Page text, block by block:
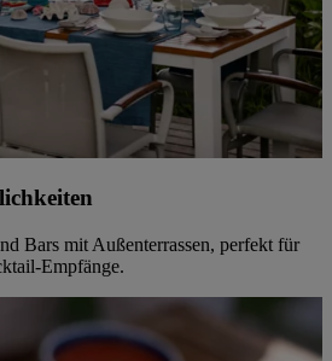
Bars mit Außenterrassen, perfekt für
Empfänge.